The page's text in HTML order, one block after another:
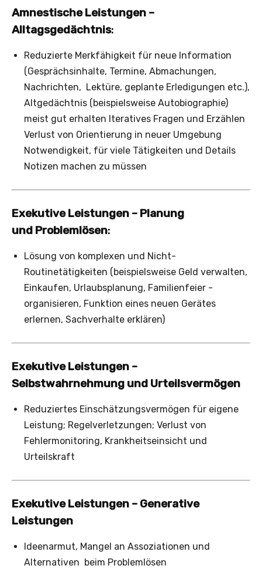
Amnestische Leistungen –
Alltagsgedächtnis:
Reduzierte Merkfähigkeit für neue Information
(Gesprächsinhalte, Termine, Abmachungen,
Nachrichten, ­ Lektüre, geplante Erledigungen etc.),
Altgedächtnis (beispielsweise Autobiographie)
meist gut erhalten Iteratives Fragen und Erzählen
Verlust von Orientierung in neuer Umgebung
Notwendigkeit, für viele Tätigkeiten und Details
Notizen machen zu müssen
Exekutive Leistungen – Planung
und Problemlösen:
Lösung von komplexen und Nicht-
Routinetätigkeiten (beispielsweise Geld verwalten,
Einkaufen, Urlaubsplanung, Familienfeier ­
organisieren, Funktion eines neuen Gerätes
erlernen, Sachverhalte erklären)
Exekutive Leistungen –
Selbstwahrnehmung und Urteilsvermögen
Reduziertes Einschätzungsvermögen für eigene
Leistung; Regelverletzungen; Verlust von
Fehlermonitoring, Krankheitseinsicht und
Urteilskraft
Exekutive Leistungen – Generative
Leistungen
Ideenarmut, Mangel an Assoziationen und
Alternativen beim Problemlösen